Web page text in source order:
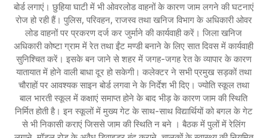
बोर्ड लगाएं। छुहिया घाटी में भी ओवरलोड वाहनों के कारण जाम लगने की घटनाएं
रोज हो रही हैं। पुलिस, परिवहन, राजस्व तथा खनिज विभाग के अधिकारी ओवर
लोड वाहनों पर प्रकरण दर्ज कर जुर्माने की कार्यवाही करें। जिला खनिज
अधिकारी कोष्टा ग्राम में रेत तथा ईंट मण्डी बनाने के लिए सात दिवस में कार्यवाही
सुनिश्चित करें। इसके बन जाने से शहर में जगह-जगह रेत के व्यापार के कारण
यातायात में होने वाली बाधा दूर हो सकेगी। कलेक्टर ने सभी प्रमुख सड़कों तथा
चौराहों पर आवश्यक साइन बोर्ड लगवा ने के निर्देश भी दिए। ज्योति स्कूल तथा
बाल भारती स्कूल में कक्षाएं समाप्त होने के बाद भीड़ के कारण जाम की स्थिति
निर्मित होती है। इन स्कूलों में मुख्य गेट के साथ-साथ विद्यार्थियों को बगल के गेट
से भी निकासी कराएं जिससे जाम की स्थिति न बने । बैठक में पुलों में रेलिंग